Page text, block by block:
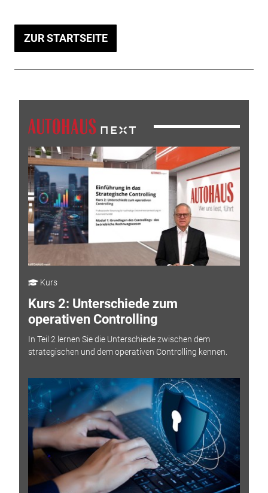
ZUR STARTSEITE
Kurs
Kurs 2: Unterschiede zum
operativen Controlling
In Teil 2 lernen Sie die Unterschiede zwischen dem
strategischen und dem operativen Controlling kennen.